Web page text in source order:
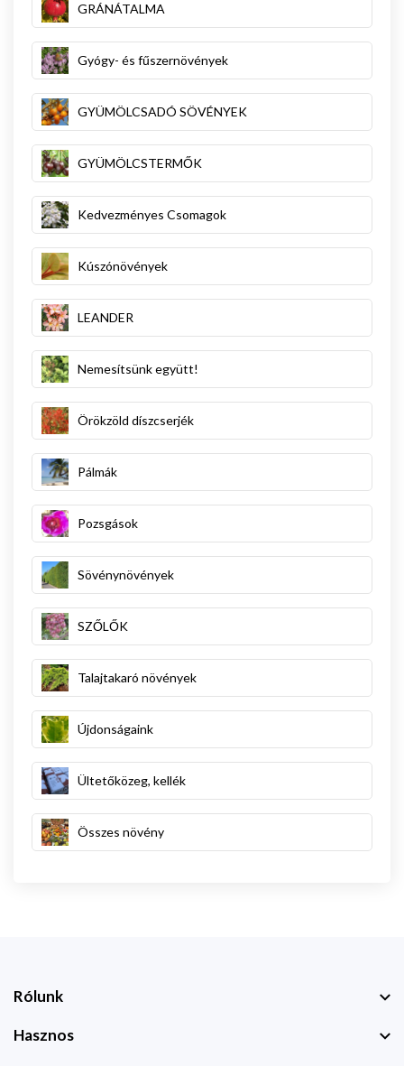
GRÁNÁTALMA
Gyógy- és fűszernövények
GYÜMÖLCSADÓ SÖVÉNYEK
GYÜMÖLCSTERMŐK
Kedvezményes Csomagok
Kúszónövények
LEANDER
Nemesítsünk együtt!
Örökzöld díszcserjék
Pálmák
Pozsgások
Sövénynövények
SZŐLŐK
Talajtakaró növények
Újdonságaink
Ültetőközeg, kellék
Összes növény
Rólunk
Hasznos